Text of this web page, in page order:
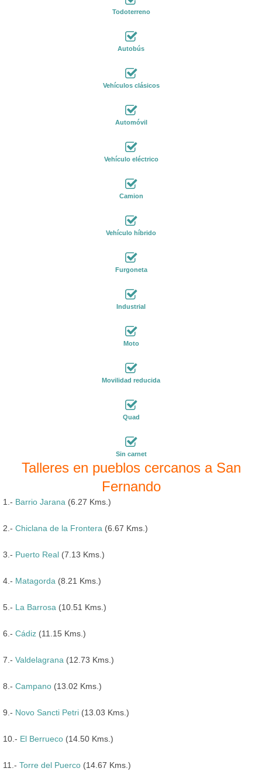
Todoterreno
Autobús
Vehículos clásicos
Automóvil
Vehículo eléctrico
Camion
Vehículo híbrido
Furgoneta
Industrial
Moto
Movilidad reducida
Quad
Sin carnet
Talleres en pueblos cercanos a San
Fernando
1.- Barrio Jarana (6.27 Kms.)
2.- Chiclana de la Frontera (6.67 Kms.)
3.- Puerto Real (7.13 Kms.)
4.- Matagorda (8.21 Kms.)
5.- La Barrosa (10.51 Kms.)
6.- Cádiz (11.15 Kms.)
7.- Valdelagrana (12.73 Kms.)
8.- Campano (13.02 Kms.)
9.- Novo Sancti Petri (13.03 Kms.)
10.- El Berrueco (14.50 Kms.)
11.- Torre del Puerco (14.67 Kms.)